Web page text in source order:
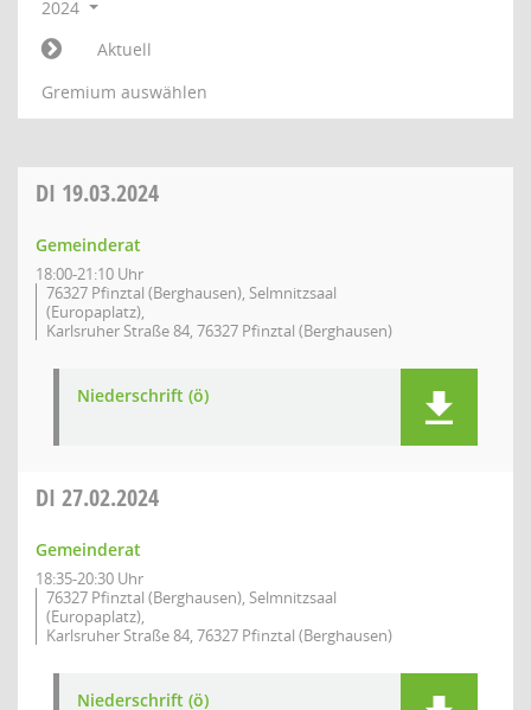
2024
Aktuell
Gremium auswählen
DI 19.03.2024
Gemeinderat
18:00-21:10 Uhr
76327 Pfinztal (Berghausen), Selmnitzsaal
(Europaplatz),
Karlsruher Straße 84, 76327 Pfinztal (Berghausen)
Niederschrift (ö)
DI 27.02.2024
Gemeinderat
18:35-20:30 Uhr
76327 Pfinztal (Berghausen), Selmnitzsaal
(Europaplatz),
Karlsruher Straße 84, 76327 Pfinztal (Berghausen)
Niederschrift (ö)